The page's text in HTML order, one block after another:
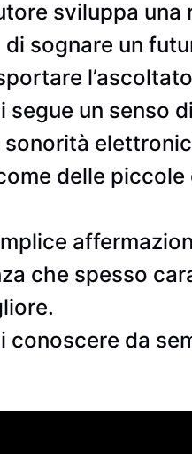
sviluppa
sognare un
un senso
delle
che spesso
da